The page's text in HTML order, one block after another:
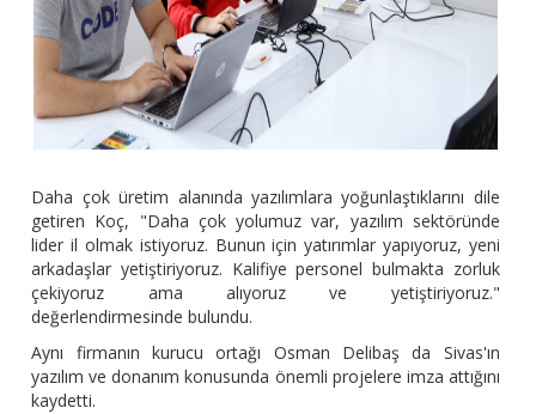
Daha çok üretim alanında yazılımlara yoğunlaştıklarını dile
getiren Koç, "Daha çok yolumuz var, yazılım sektöründe
lider il olmak istiyoruz. Bunun için yatırımlar yapıyoruz, yeni
arkadaşlar yetiştiriyoruz. Kalifiye personel bulmakta zorluk
çekiyoruz ama alıyoruz ve yetiştiriyoruz."
değerlendirmesinde bulundu.
Aynı firmanın kurucu ortağı Osman Delibaş da Sivas'ın
yazılım ve donanım konusunda önemli projelere imza attığını
kaydetti.